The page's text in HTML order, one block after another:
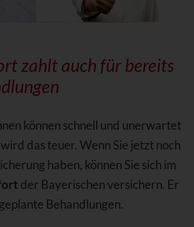
zahlt auch für bereits
können schnell und unerwartet
das teuer. Wenn Sie jetzt noch
haben, können Sie sich im
der Bayerischen versichern. Er
Behandlungen.